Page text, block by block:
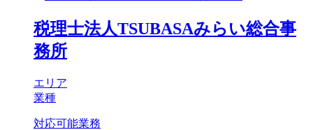
税理士法人TSUBASAみらい総合事
務所
エリア
業種
対応可能業務